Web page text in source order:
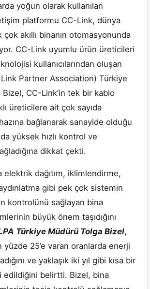
yoğun olarak kullanılan
platformu CC-Link, dünya
akıllı binanın otomasyonunda
CC-Link uyumlu ürün üreticileri
kullanıcılarından oluşan
Link Partner Association) Türkiye
CC-Link’in tek bir kablo
üreticilere ait çok sayıda
bağlanarak sanayide olduğu
yüksek hızlı kontrol ve
dikkat çekti.
elektrik dağıtım, iklimlendirme,
gibi pek çok sistemin
kontrolünü sağlayan bina
büyük önem taşıdığını
Türkiye Müdürü Tolga Bizel,
25’e varan oranlarda enerji
ve yaklaşık iki yıl gibi kısa bir
edildiğini belirtti. Bizel, bina